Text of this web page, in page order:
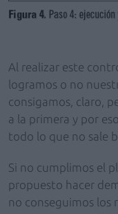
Al realizar este
logramos o no
consigamos, claro,
a la primera y por
todo lo que no sale
Si no cumplimos el
propuesto hacer
no conseguimos los